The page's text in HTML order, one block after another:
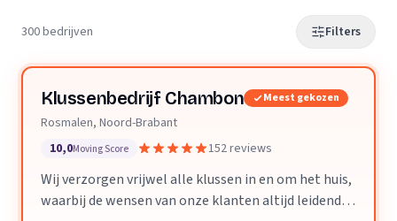
300 bedrijven Filters
Klussenbedrijf Chambon Meest gekozen
Rosmalen, Noord-Brabant
10,0Moving Score 152 reviews
Wij verzorgen vrijwel alle klussen in en om het huis,
waarbij de wensen van onze klanten altijd leidend